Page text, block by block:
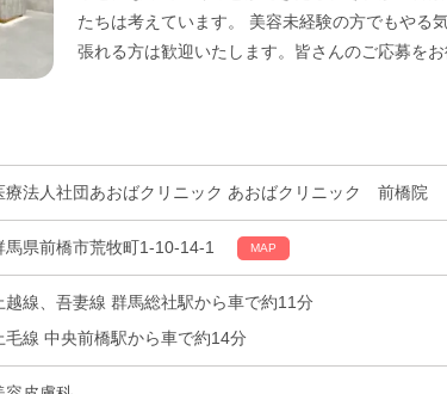
たちは考えています。 美容未経験の方でもやる
張れる方は歓迎いたします。皆さんのご応募をお
療法人社団あおばクリニック あおばクリニック 前橋院
馬県前橋市荒牧町1-10-14-1 MAP
越線、吾妻線 群馬総社駅から車で約11分
毛線 中央前橋駅から車で約14分